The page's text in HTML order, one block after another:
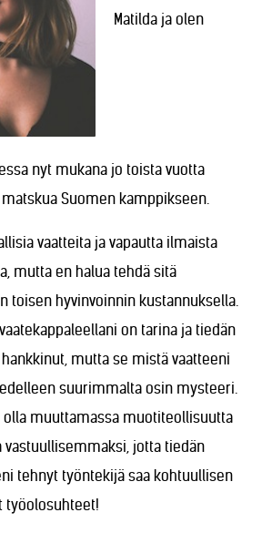
Matilda ja olen
nyt mukana jo toista vuotta
Suomen kamppikseen.
vaatteita ja vapautta ilmaista
mutta en halua tehdä sitä
toisen hyvinvoinnin kustannuksella.
on tarina ja tiedän
mutta se mistä vaatteeni
suurimmalta osin mysteeri.
olla muuttamassa muotiteollisuutta
vastuullisemmaksi, jotta tiedän
tehnyt työntekijä saa kohtuullisen
työolosuhteet!